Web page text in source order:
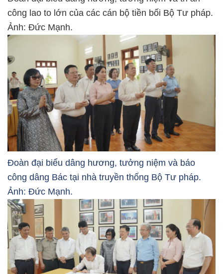
công lao to lớn của các cán bộ tiền bối Bộ Tư pháp.
Ảnh: Đức Mạnh.
Đoàn đại biểu dâng hương, tưởng niệm và báo
công dâng Bác tại nhà truyền thống Bộ Tư pháp.
Ảnh: Đức Mạnh.